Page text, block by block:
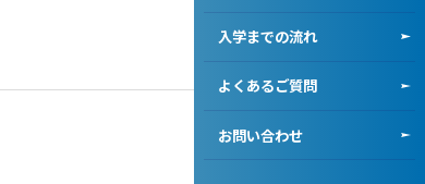
入学までの流れ
よくあるご質問
お問い合わせ